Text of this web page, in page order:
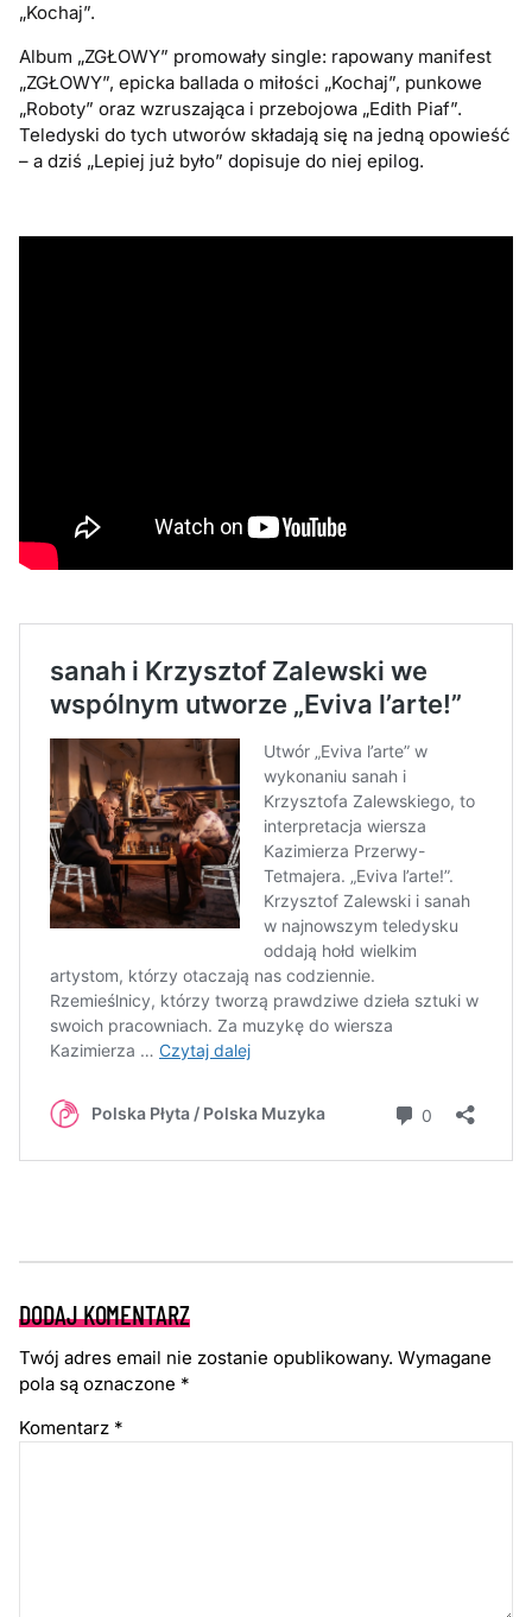
„Kochaj”.
Album „ZGŁOWY” promowały single: rapowany manifest
„ZGŁOWY”, epicka ballada o miłości „Kochaj”, punkowe
„Roboty” oraz wzruszająca i przebojowa „Edith Piaf”.
Teledyski do tych utworów składają się na jedną opowieść
– a dziś „Lepiej już było” dopisuje do niej epilog.
DODAJ KOMENTARZ
Twój adres email nie zostanie opublikowany. Wymagane
pola są oznaczone *
Komentarz *